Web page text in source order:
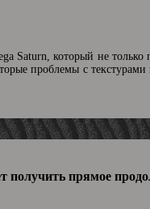
Saturn, который не
проблемы с
получить прямое